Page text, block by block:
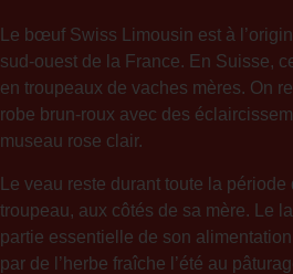
Le bœuf Swiss Limousin est à
sud-ouest de la France. En Suisse,
en troupeaux de vaches mères. On
robe brun-roux avec des
museau rose clair.
Le veau reste durant toute la période
troupeau, aux côtés de sa mère. Le
partie essentielle de son
par de l’herbe fraîche l’été au